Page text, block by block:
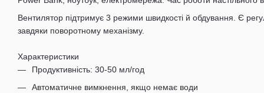
Вентилятор підтримує 3 режими швидкості й обдування. Є
завдяки поворотному механізму.
Характеристики
Продуктивність: 30-50 мл/год
Автоматичне вимкнення, якщо немає води